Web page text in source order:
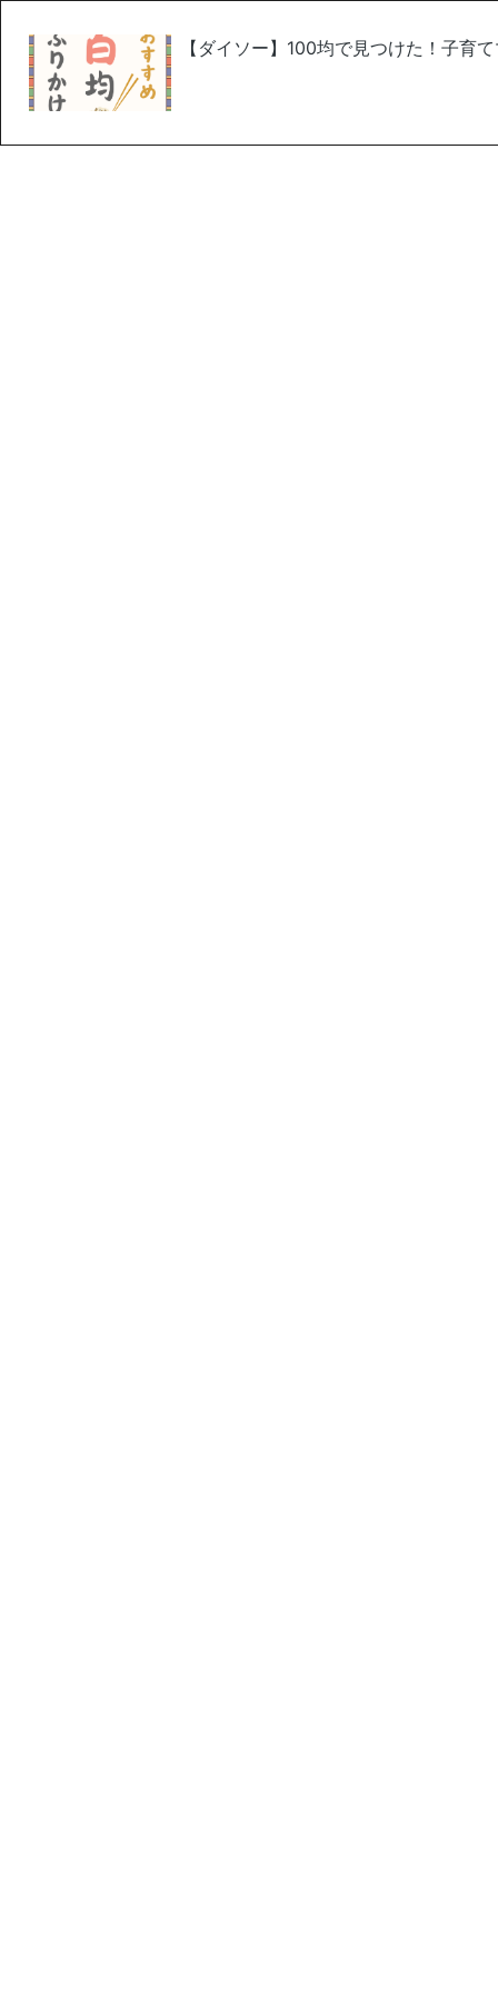
【ダイソー】100均で見つけた！子育